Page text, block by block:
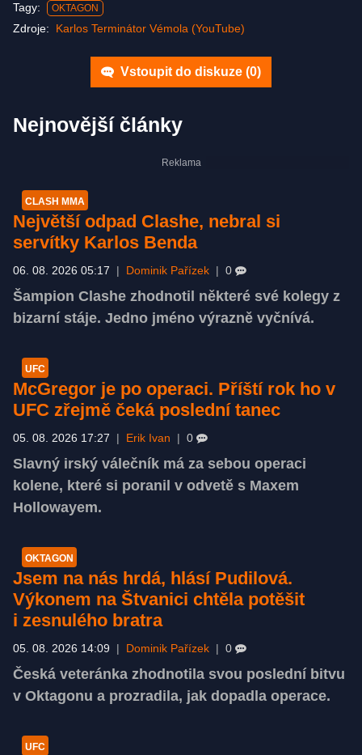
Tagy: OKTAGON
Zdroje: Karlos Terminátor Vémola (YouTube)
Vstoupit do diskuze (0)
Nejnovější články
CLASH MMA
Největší odpad Clashe, nebral si
servítky Karlos Benda
06. 08. 2026 05:17 Dominik Pařízek 0
Šampion Clashe zhodnotil některé své kolegy z
bizarní stáje. Jedno jméno výrazně vyčnívá.
UFC
McGregor je po operaci. Příští rok ho v
UFC zřejmě čeká poslední tanec
05. 08. 2026 17:27 Erik Ivan 0
Slavný irský válečník má za sebou operaci
kolene, které si poranil v odvetě s Maxem
Hollowayem.
OKTAGON
Jsem na nás hrdá, hlásí Pudilová.
Výkonem na Štvanici chtěla potěšit
i zesnulého bratra
05. 08. 2026 14:09 Dominik Pařízek 0
Česká veteránka zhodnotila svou poslední bitvu
v Oktagonu a prozradila, jak dopadla operace.
UFC